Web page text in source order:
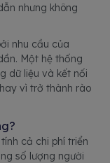
nhưng không
nhu cầu của
Một hệ thống
dữ liệu và kết nối
vì trở thành rào
cả chi phí triển
số lượng người